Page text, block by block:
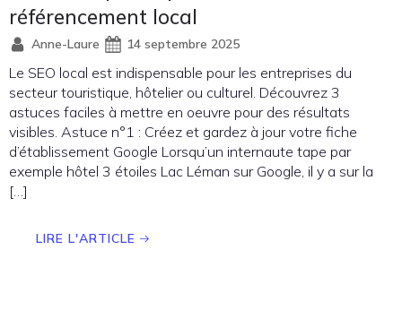
référencement local
Anne-Laure 14 septembre 2025
Le SEO local est indispensable pour les entreprises du
secteur touristique, hôtelier ou culturel. Découvrez 3
astuces faciles à mettre en oeuvre pour des résultats
visibles. Astuce n°1 : Créez et gardez à jour votre fiche
d’établissement Google Lorsqu’un internaute tape par
exemple hôtel 3 étoiles Lac Léman sur Google, il y a sur la
[…]
LIRE L'ARTICLE